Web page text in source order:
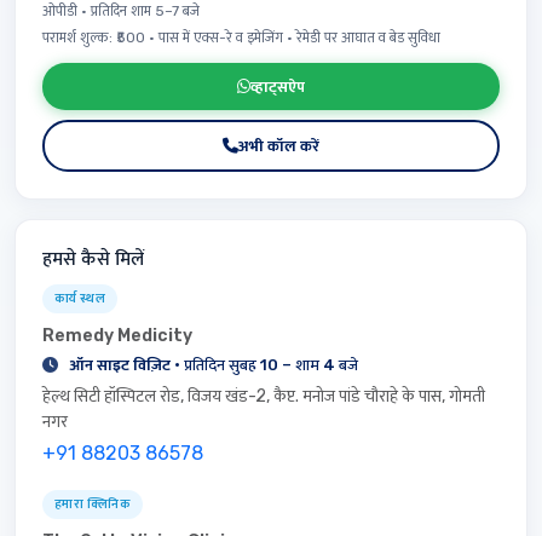
ओपीडी · प्रतिदिन शाम 5–7 बजे
परामर्श शुल्क: ₹500 · पास में एक्स-रे व इमेजिंग · रेमेडी पर आघात व बेड सुविधा
व्हाट्सऐप
अभी कॉल करें
हमसे कैसे मिलें
कार्य स्थल
Remedy Medicity
ऑन साइट विज़िट · प्रतिदिन सुबह 10 – शाम 4 बजे
हेल्थ सिटी हॉस्पिटल रोड, विजय खंड-2, कैप्ट. मनोज पांडे चौराहे के पास, गोमती
नगर
+91 88203 86578
हमारा क्लिनिक